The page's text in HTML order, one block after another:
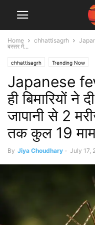
Home chhattisagrh
बस्तर में...
chhattisagrh Trending Now
Japanese
ही बिमारियों
जापानी से 2
तक कुल 19
By Jiya Choudhary - July 17,